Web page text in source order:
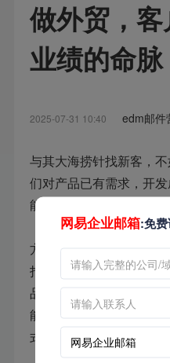
做外贸，
业绩的命脉
2025-07-31 10:40 edm邮件
与其大海捞针找新客，
们对产品已有需求，开
能轻松上手，建议收藏，
方法 1 巧用全球搜，锁定
打开网易外贸通的 “全球
品公司名称或相关产品关
能获取大量同行客户名单
式、社媒主页等，全面又
网易企业邮箱:免